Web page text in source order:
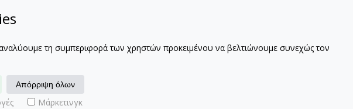
τη συμπεριφορά των χρηστών προκειμένου να βελτιώνουμε συνεχώς τον
Απόρριψη όλων
Μάρκετινγκ